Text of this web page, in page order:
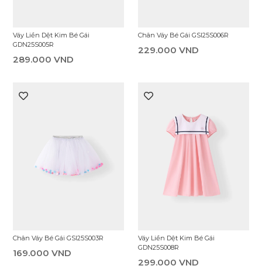
Váy Liền Dệt Kim Bé Gái
GDN25S005R
289.000 VND
Chân Váy Bé Gái GSI25S006R
229.000 VND
Chân Váy Bé Gái GSI25S003R
169.000 VND
Váy Liền Dệt Kim Bé Gái
GDN25S008R
299.000 VND